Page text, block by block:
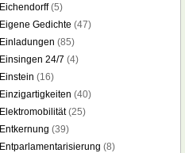
Eichendorff(5)
Eigene Gedichte (47)
Einladungen (85)
Einsingen 24/7 (4)
Einstein (16)
Einzigartigkeiten (40)
Elektromobilität(25)
Entkernung (39)
Entparlamentarisierung (8)